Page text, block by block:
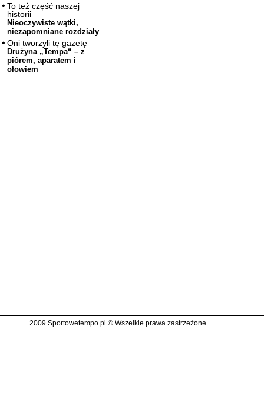
To też część naszej
historii
Nieoczywiste wątki,
niezapomniane rozdziały
Oni tworzyli tę gazetę
Drużyna „Tempa“ – z
piórem, aparatem i
ołowiem
2009 Sportowetempo.pl © Wszelkie prawa zastrzeżone